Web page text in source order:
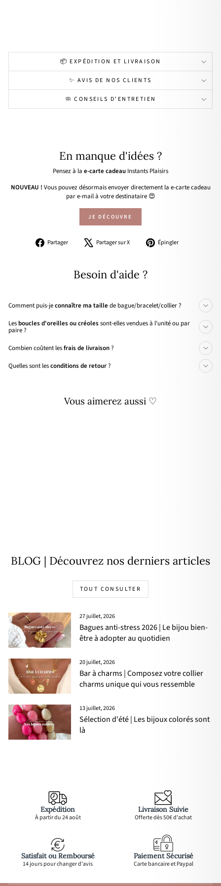
📦 EXPÉDITION ET LIVRAISON
✨ AVIS DE NOS CLIENTS
🧼 CONSEILS D'ENTRETIEN
En manque d'idées ?
Pensez à la e-carte cadeau Instants Plaisirs
NOUVEAU ! Vous pouvez désormais envoyer directement la e-carte cadeau
par e-mail à votre destinataire 😍
JE DÉCOUVRE
Partager
PartagerPartager sur X
Tweeter Épingler
Besoin d'aide ?
Comment puis-jeconnaître ma taille de bague/bracelet/collier ?
Les boucles d'oreilles ou créolessont-elles vendues à l'unité ou par
paire ?
Combien coûtent lesfrais de livraison?
Quelles sont lesconditions de retour?
Vous aimerez aussi ♡
BLOG | Découvrez nos derniers articles
TOUT CONSULTER
27 juillet, 2026
Bagues anti-stress 2026 | Le bijou bien-
être à adopter au quotidien
20 juillet, 2026
Bar à charms | Composez votre collier
charms unique qui vous ressemble
13 juillet, 2026
Sélection d'été | Les bijoux colorés sont
là
Expédition
À partir du 24 août
Livraison Suivie
Offerte dès 50€ d'achat
Satisfait ou Remboursé
14 jours pour changer d'avis
Paiement Sécurisé
Carte bancaire et Paypal